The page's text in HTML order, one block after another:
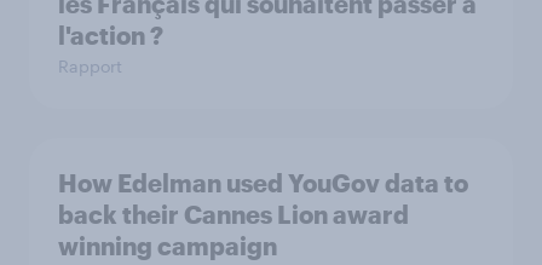
l'action ?
Rapport
How Edelman used YouGov data to
back their Cannes Lion award
winning campaign